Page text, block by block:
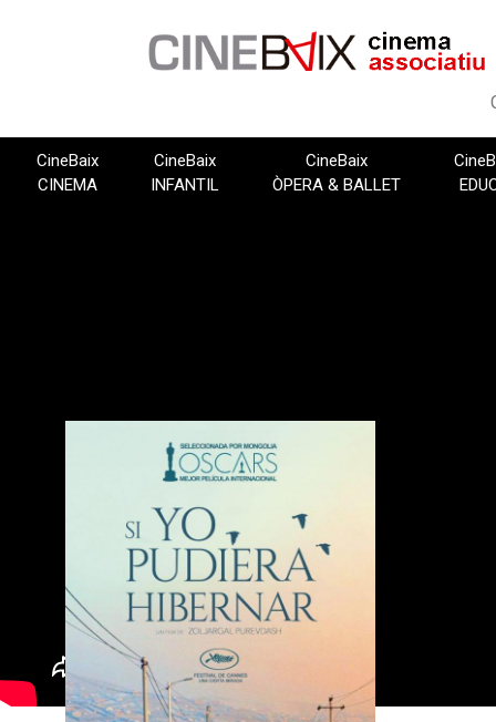
CineBaix
CINEMA
CineBaix
INFANTIL
CineBaix
ÒPERA & BALLET